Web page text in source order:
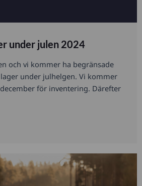
under julen 2024
och vi kommer ha begränsade
under julhelgen. Vi kommer
för inventering. Därefter